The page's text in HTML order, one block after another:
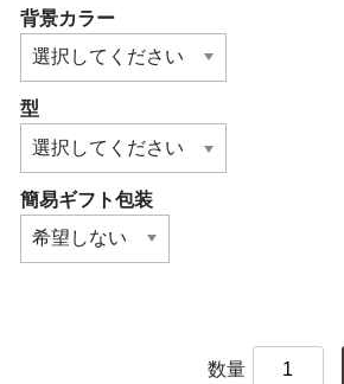
背景カラー
型
簡易ギフト包装
数量